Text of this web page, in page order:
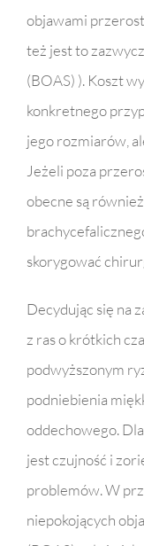
objawami
też jest to
(BOAS) ). Koszt
konkretnego
jego rozmiarów,
Jeżeli poza
obecne są
skorygować
Decydując się na
z ras o krótkich
podwyższonym
podniebienia
oddechowego.
jest czujność i
problemów. W
niepokojących